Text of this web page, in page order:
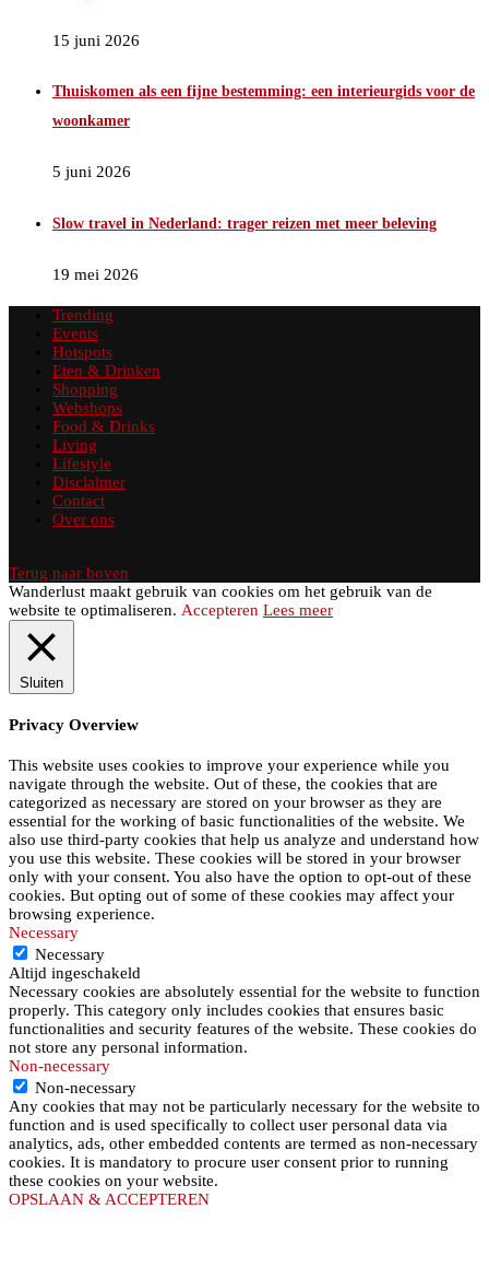
15 juni 2026
Thuiskomen als een fijne bestemming: een interieurgids voor de
woonkamer
5 juni 2026
Slow travel in Nederland: trager reizen met meer beleving
19 mei 2026
Trending
Events
Hotspots
Eten & Drinken
Shopping
Webshops
Food & Drinks
Living
Lifestyle
Disclaimer
Contact
Over ons
Terug naar boven
Wanderlust maakt gebruik van cookies om het gebruik van de
website te optimaliseren. Accepteren Lees meer
Sluiten
Privacy Overview
This website uses cookies to improve your experience while you
navigate through the website. Out of these, the cookies that are
categorized as necessary are stored on your browser as they are
essential for the working of basic functionalities of the website. We
also use third-party cookies that help us analyze and understand how
you use this website. These cookies will be stored in your browser
only with your consent. You also have the option to opt-out of these
cookies. But opting out of some of these cookies may affect your
browsing experience.
Necessary
Necessary
Altijd ingeschakeld
Necessary cookies are absolutely essential for the website to function
properly. This category only includes cookies that ensures basic
functionalities and security features of the website. These cookies do
not store any personal information.
Non-necessary
Non-necessary
Any cookies that may not be particularly necessary for the website to
function and is used specifically to collect user personal data via
analytics, ads, other embedded contents are termed as non-necessary
cookies. It is mandatory to procure user consent prior to running
these cookies on your website.
OPSLAAN & ACCEPTEREN